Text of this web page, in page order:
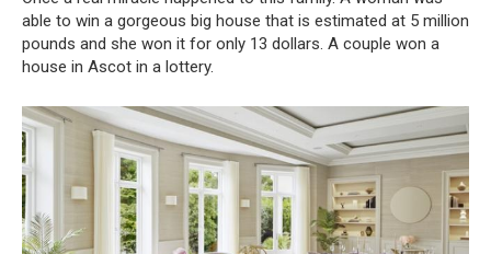
able to win a gorgeous big house that is estimated at 5 million
pounds and she won it for only 13 dollars. A couple won a
house in Ascot in a lottery.